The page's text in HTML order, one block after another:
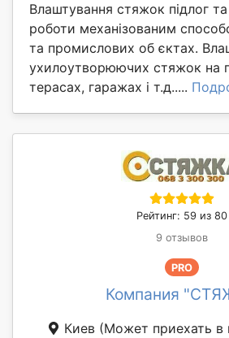
Влаштування стяжок підлог
роботи механізованим
та промислових об єктах.
ухилоутворюючих стяжок на
терасах, гаражах і т.д.....
Рейтинг: 59 из 80
9 отзывов
PRO
Компания
Киев (Может приехать в